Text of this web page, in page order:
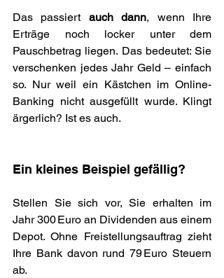
Das passiert auch dann, wenn Ihre
Erträge noch locker unter dem
Pauschbetrag liegen. Das bedeutet: Sie
verschenken jedes Jahr Geld – einfach
so. Nur weil ein Kästchen im Online-
Banking nicht ausgefüllt wurde. Klingt
ärgerlich? Ist es auch.
Ein kleines Beispiel gefällig?
Stellen Sie sich vor, Sie erhalten im
Jahr 300 Euro an Dividenden aus einem
Depot. Ohne Freistellungsauftrag zieht
Ihre Bank davon rund 79 Euro Steuern
ab.